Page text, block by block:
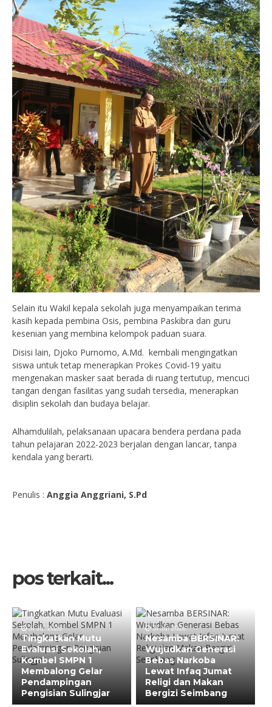
Selain itu Wakil kepala sekolah juga menyampaikan terima
kasih kepada pembina Osis, pembina Paskibra dan guru
kesenian yang membina kelompok paduan suara.
Disisi lain, Djoko Purnomo, A.Md. kembali mengingatkan
siswa untuk tetap menerapkan Prokes Covid-19 yaitu
mengenakan masker saat berada di ruang tertutup, mencuci
tangan dengan fasilitas yang sudah tersedia, menerapkan
disiplin sekolah dan budaya belajar.
Alhamdulilah, pelaksanaan upacara bendera perdana pada
tahun pelajaran 2022-2023 berjalan dengan lancar, tanpa
kendala yang berarti.
Penulis : Anggia Anggriani, S.Pd
pos terkait...
31 Jul 2026
Tingkatkan Mutu
Evaluasi Sekolah,
Kombel SMPN 1
Membalong Gelar
Pendampingan
Pengisian Sulingjar
31 Jul 2026
Nesamba BERSINAR:
Wujudkan Generasi
Bebas Narkoba
Lewat Infaq Jumat
Religi dan Makan
Bergizi Seimbang